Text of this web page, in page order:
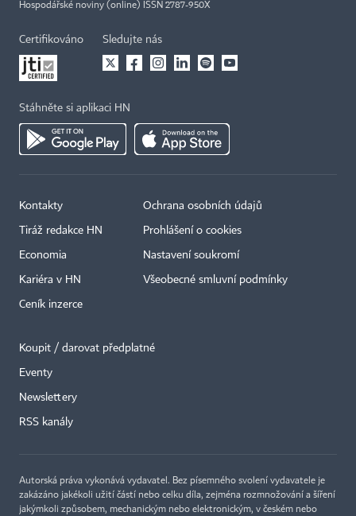
Hospodářské noviny (online) ISSN 2787-950X
Certifikováno Sledujte nás
Stáhněte si aplikaci HN
Kontakty
Tiráž redakce HN
Economia
Kariéra v HN
Ceník inzerce
Ochrana osobních údajů
Prohlášení o cookies
Nastavení soukromí
Všeobecné smluvní podmínky
Koupit / darovat předplatné
Eventy
Newslettery
RSS kanály
Autorská práva vykonává vydavatel. Bez písemného svolení vydavatele je
zakázáno jakékoli užití částí nebo celku díla, zejména rozmnožování a šíření
jakýmkoli způsobem, mechanickým nebo elektronickým, v českém nebo